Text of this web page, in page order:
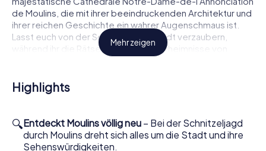
de Moulins, die mit ihrer beeindruckenden Architektur und
ihrer reichen Geschichte ein wahrer Augenschmaus ist.
Lasst euch von der Schönheit der Stadt verzaubern,
während ihr die Rätsel löst und die Geheimnisse von
Die Schnitzeljagd in Moulins ist nicht nur ein Spiel, sondern
auch eine Reise in die Vergangenheit. Ihr werdet an
vorbeikommen, einem der Wahrzeichen der Stadt. Hier
könnt ihr die beeindruckende Uhr bewundern, die seit
Jahrhunderten die Zeit anzeigt. Während ihr die Aufgaben
Mehr zeigen
Highlights
🔍Entdeckt Moulins völlig neu – Bei der Schnitzeljagd
durch Moulins dreht sich alles um die Stadt und ihre
Sehenswürdigkeiten.